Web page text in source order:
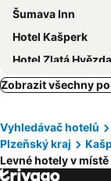
Šumava Inn
Hotel Kašperk
Hotel Zlatá Hvězda
Aparthotel Teddy
Hotel Modrásek
Penzion Volyňka
Penzion U
Zobrazit všechny
Vyhledávač hotelů
Plzeňský kraj
Levné hotely v